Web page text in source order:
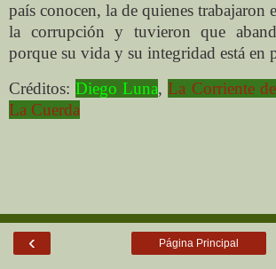
país conocen, la de quienes trabajaron
la corrupción y tuvieron que
porque su vida y su integridad está en
Créditos:Diego Luna, La Corriente
La Cuerda
‹ Página Principal